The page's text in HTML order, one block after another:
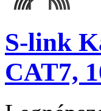
S-link
CAT7,